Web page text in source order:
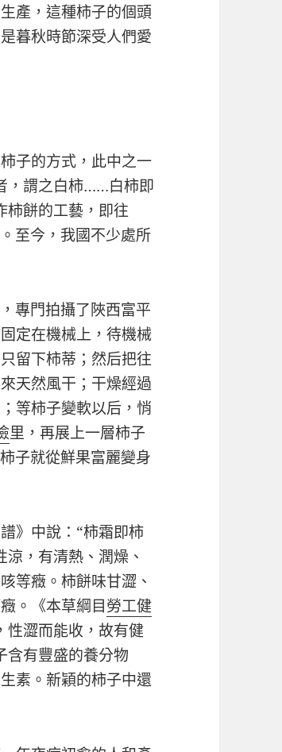
產，這種柿子的個頭
暮秋時節深受人們愛
子的方式，此中之一
，謂之白柿……白柿即
柿餅的工藝，即往
至今，我國不少處所
專門拍攝了陜西富平
定在機械上，待機械
留下柿蒂；然后把往
天然風干；干燥經過
等柿子變軟以后，悄
里，再展上一層柿子
子就從鮮果富麗變身
》中說：“柿霜即柿
，有清熱、潤燥、
等癥。柿餅味甘澀、
。《本草綱目勞工健
性澀而能收，故有健
含有豐盛的養分物
素。新穎的柿子中還